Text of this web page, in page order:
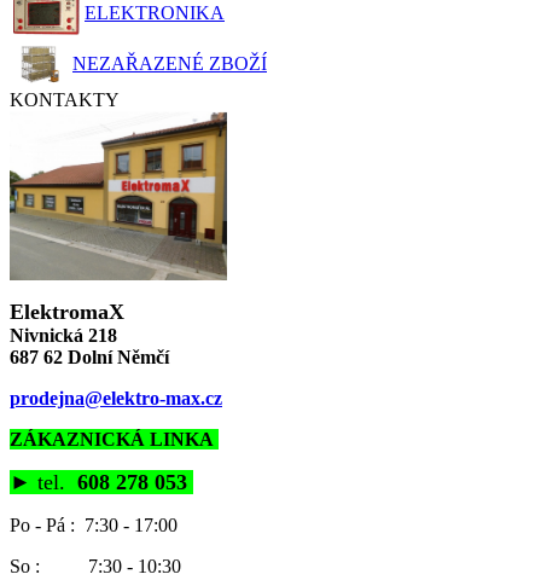
ELEKTRONIKA
NEZAŘAZENÉ ZBOŽÍ
KONTAKTY
ElektromaX
Nivnická 218
687 62 Dolní Němčí
prodejna@elektro-max.cz
ZÁKAZNICKÁ LINKA
► tel. 608 278 053
Po - Pá : 7:30 - 17:00
So : 7:30 - 10:30